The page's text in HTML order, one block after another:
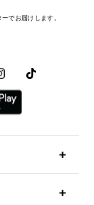
れ
でお届けします。